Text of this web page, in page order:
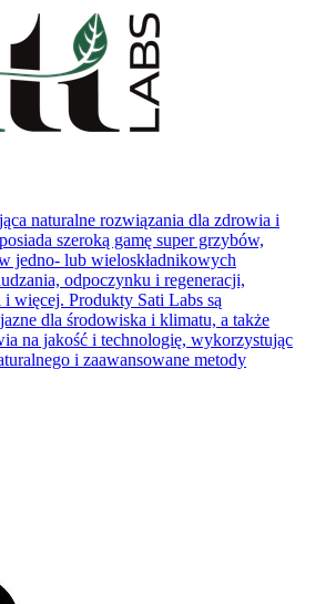
naturalne rozwiązania dla zdrowia i
szeroką gamę super grzybów,
jedno- lub wieloskładnikowych
odpoczynku i regeneracji,
więcej. Produkty Sati Labs są
dla środowiska i klimatu, a także
na jakość i technologię, wykorzystując
i zaawansowane metody